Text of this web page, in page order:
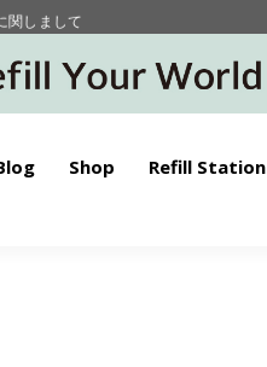
関しまして
プデー”
Shop Refill Station